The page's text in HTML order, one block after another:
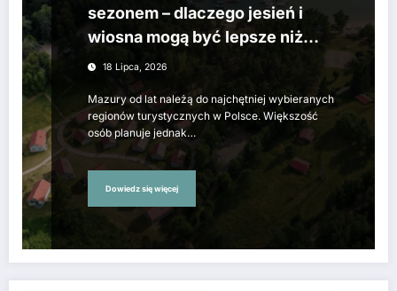
sezonem – dlaczego jesień i
wiosna mogą być lepsze niż
wakacje?
18 Lipca, 2026
Mazury od lat należą do najchętniej wybieranych
regionów turystycznych w Polsce. Większość
osób planuje jednak…
Dowiedz się więcej